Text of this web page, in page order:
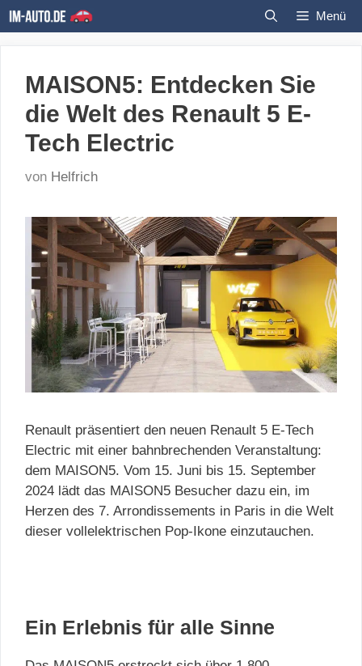
Zum
Inhalt
Menü
MAISON5: Entdecken Sie
die Welt des Renault 5 E-
Tech Electric
von Helfrich
Renault präsentiert den neuen Renault 5 E-Tech
Electric mit einer bahnbrechenden Veranstaltung:
dem MAISON5. Vom 15. Juni bis 15. September
2024 lädt das MAISON5 Besucher dazu ein, im
Herzen des 7. Arrondissements in Paris in die Welt
dieser vollelektrischen Pop-Ikone einzutauchen.
Ein Erlebnis für alle Sinne